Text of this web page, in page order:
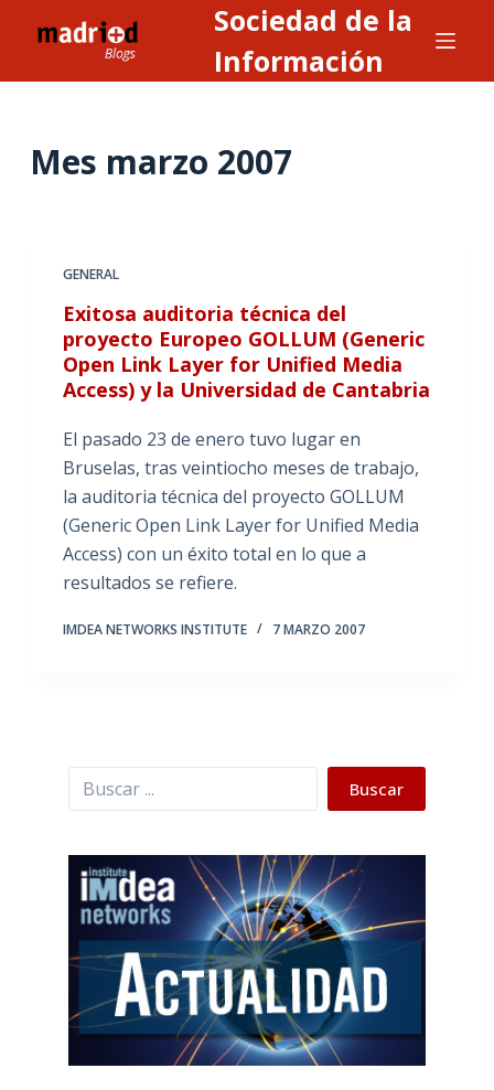
l
Sociedad de la
Información
Mes marzo 2007
GENERAL
Exitosa auditoria técnica del
proyecto Europeo GOLLUM (Generic
Open Link Layer for Unified Media
Access) y la Universidad de Cantabria
El pasado 23 de enero tuvo lugar en
Bruselas, tras veintiocho meses de trabajo,
la auditoria técnica del proyecto GOLLUM
(Generic Open Link Layer for Unified Media
Access) con un éxito total en lo que a
resultados se refiere.
IMDEA NETWORKS INSTITUTE 7 MARZO 2007
Buscar Buscar